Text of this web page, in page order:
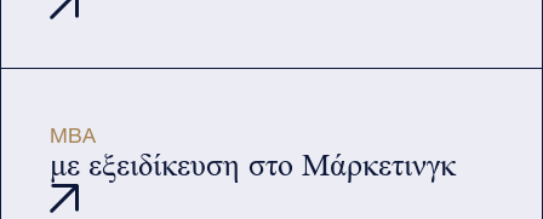
MBA
με εξειδίκευση στο Μάρκετινγκ